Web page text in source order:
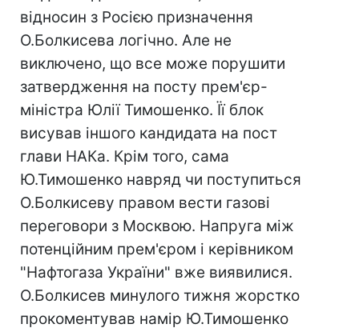
відносин з Росією призначення
О.Болкисева логічно. Але не
виключено, що все може порушити
затвердження на посту прем'єр-
міністра Юлії Тимошенко. Її блок
висував іншого кандидата на пост
глави НАКа. Крім того, сама
Ю.Тимошенко навряд чи поступиться
О.Болкисеву правом вести газові
переговори з Москвою. Напруга між
потенційним прем'єром і керівником
"Нафтогаза України" вже виявилися.
О.Болкисев минулого тижня жорстко
прокоментував намір Ю.Тимошенко